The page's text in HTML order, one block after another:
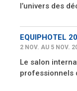
l’univers des
EQUIPHOTEL
2 NOV. AU 5 NOV.
Le salon
professionnels